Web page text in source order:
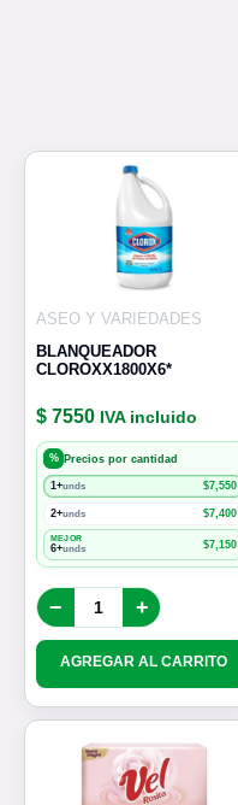
ASEO Y VARIEDADES
BLANQUEADOR
CLOROXX1800X6*
$ 7550 IVA incluido
% Precios por cantidad
1+unds $7,550
2+unds $7,400
MEJOR
6+unds $7,150
− +
AGREGAR AL CARRITO